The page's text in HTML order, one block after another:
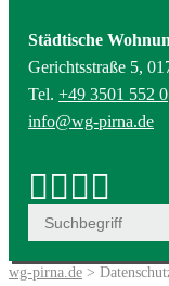
Städtische
Gerichtsstraße 5,
Tel. +49 3501 552 0
info@wg-pirna.de
wg-pirna.de >